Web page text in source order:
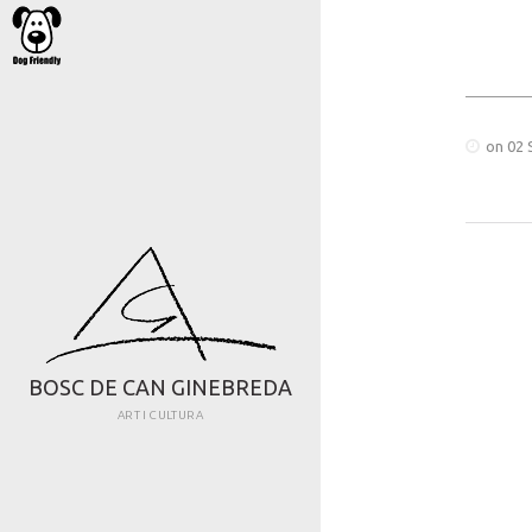
BOSC DE CAN GIN EBREDA
ART I CULTURA
on 02